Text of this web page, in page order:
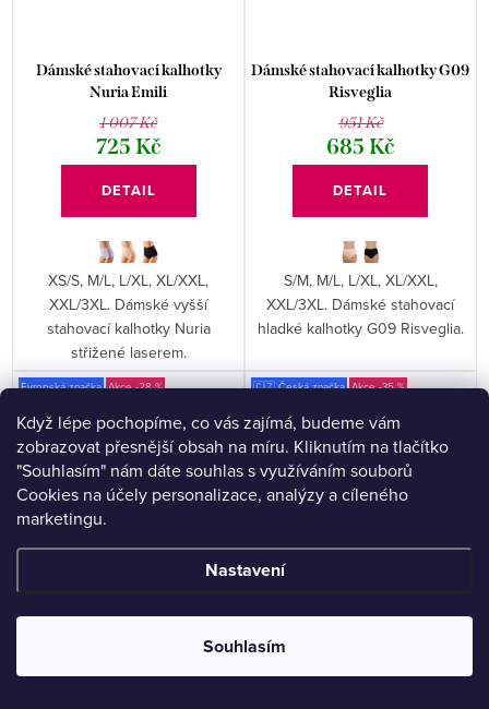
Když lépe pochopíme, co vás zajímá, budeme vám
zobrazovat přesnější obsah na míru. Kliknutím na tlačítko
"Souhlasím" nám dáte souhlas s využíváním souborů
Cookies na účely personalizace, analýzy a cíleného
marketingu.
Nastavení
Souhlasím
Dámské stahovací kalhotky
Nuria Emili
1 007 Kč
725 Kč
DETAIL
XS/S, M/L, L/XL, XL/XXL,
XXL/3XL. Dámské vyšší
stahovací kalhotky Nuria
střižené laserem.
Dámské stahovací kalhotky G09
Risveglia
951 Kč
685 Kč
DETAIL
S/M, M/L, L/XL, XL/XXL,
XXL/3XL. Dámské stahovací
hladké kalhotky G09 Risveglia.
Evropská značka -28 % 🇨🇿 Česká značka -35 %